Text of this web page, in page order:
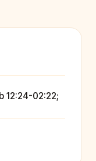
12:24-02:22;